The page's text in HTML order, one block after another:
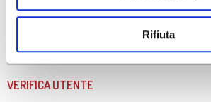
Rifiuta
COD. UNIVOCO (SE FATT. ELETTRONICA)
VERIFICA UTENTE